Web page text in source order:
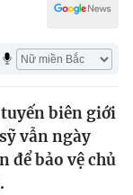
biên giới
vẫn ngày
để bảo vệ chủ